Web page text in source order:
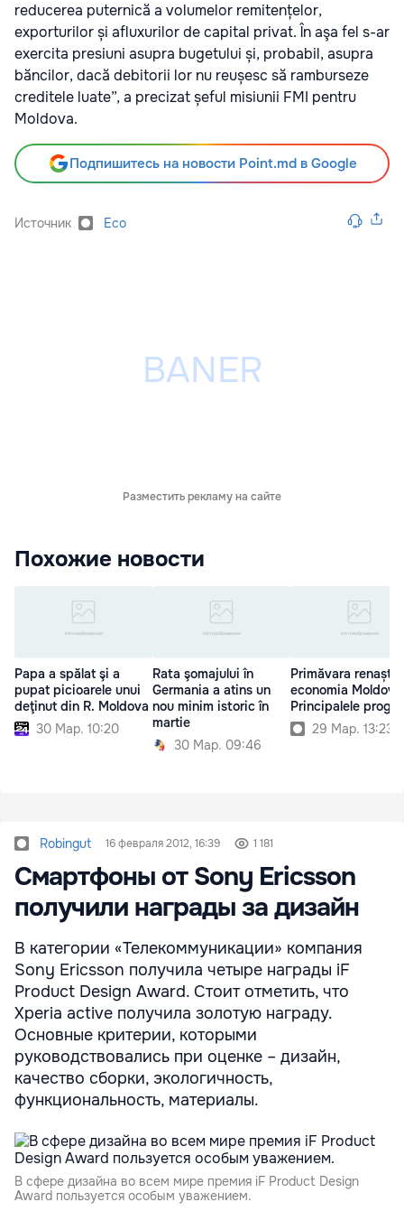
reducerea puternică a volumelor remitențelor,
exporturilor și afluxurilor de capital privat. În aşa fel s-ar
exercita presiuni asupra bugetului și, probabil, asupra
băncilor, dacă debitorii lor nu reușesc să ramburseze
creditele luate”, a precizat șeful misiunii FMI pentru
Moldova.
Подпишитесь на новости Point.md в Google
Источник Eco
Разместить рекламу на сайте
Похожие новости
Papa a spălat şi a
pupat picioarele unui
deţinut din R. Moldova
30 Мар. 10:20
Rata şomajului în
Germania a atins un
nou minim istoric în
martie
30 Мар. 09:46
Primăvara renaște
economia
Principalele
29 Мар. 13:23
Robingut 16 февраля 2012, 16:39 1 181
Смартфоны от Sony Ericsson
получили награды за дизайн
В категории «Телекоммуникации» компания
Sony Ericsson получила четыре награды iF
Product Design Award. Стоит отметить, что
Xperia active получила золотую награду.
Основные критерии, которыми
руководствовались при оценке – дизайн,
качество сборки, экологичность,
функциональность, материалы.
В сфере дизайна во всем мире премия iF Product Design
Award пользуется особым уважением.